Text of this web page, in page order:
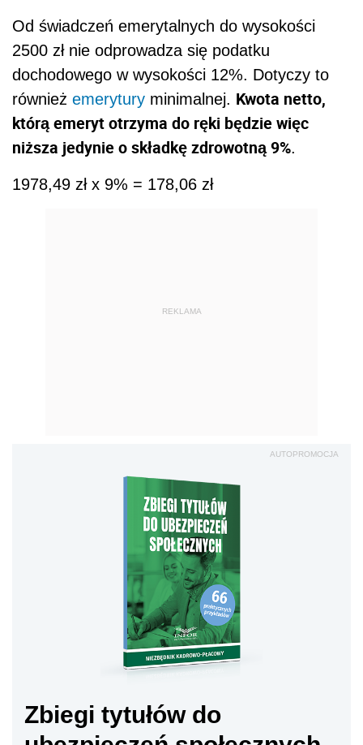
Od świadczeń emerytalnych do wysokości
2500 zł nie odprowadza się podatku
dochodowego w wysokości 12%. Dotyczy to
również emerytury minimalnej. Kwota netto,
którą emeryt otrzyma do ręki będzie więc
niższa jedynie o składkę zdrowotną 9%.
1978,49 zł x 9% = 178,06 zł
REKLAMA
AUTOPROMOCJA
Zbiegi tytułów do